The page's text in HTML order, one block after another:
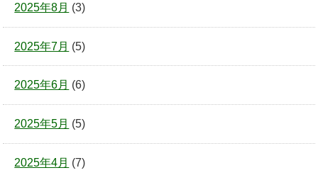
2025年8月 (3)
2025年7月 (5)
2025年6月 (6)
2025年5月 (5)
2025年4月 (7)